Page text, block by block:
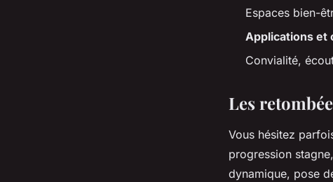
Espaces bien-
Applications et
Convialité,
Les
Vous hésitez
progression
dynamique, pose